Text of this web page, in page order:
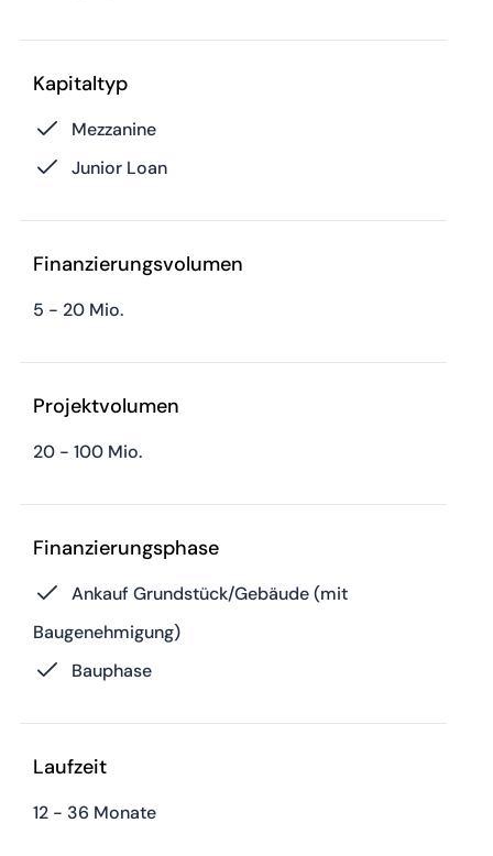
Kapitaltyp
Mezzanine
Junior Loan
Finanzierungsvolumen
5 - 20 Mio.
Projektvolumen
20 - 100 Mio.
Finanzierungsphase
Ankauf Grundstück/Gebäude (mit
Baugenehmigung)
Bauphase
Laufzeit
12 - 36 Monate